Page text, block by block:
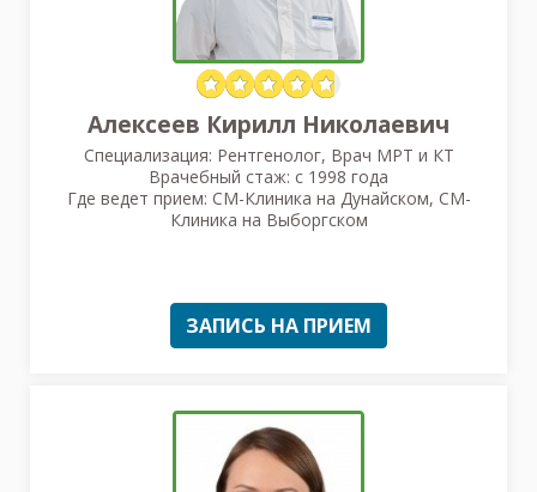
Алексеев Кирилл Николаевич
Специализация: Рентгенолог, Врач МРТ и КТ
Врачебный стаж: с 1998 года
Где ведет прием: СМ-Клиника на Дунайском, СМ-
Клиника на Выборгском
ЗАПИСЬ НА ПРИЕМ